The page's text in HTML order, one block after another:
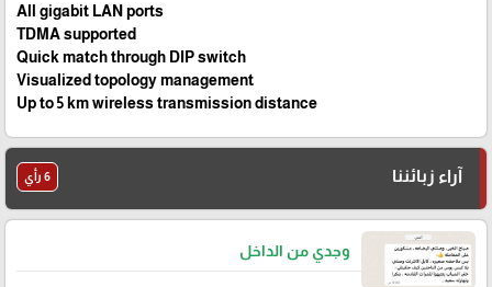
All gigabit LAN ports
TDMA supported
Quick match through DIP switch
Visualized topology management
Up to 5 km wireless transmission distance
آراء زبائننا 6 رأي
وجدي من الداخل